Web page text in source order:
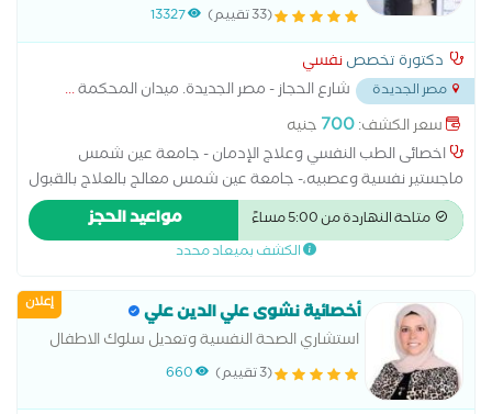
(33 تقييم) 13327
دكتورة تخصصنفسي
مصر الجديدة شارع الحجاز - مصر الجديدة. ميدان المحكمة...
سعر الكشف:700 جنيه
اخصائى الطب النفسي وعلاج الإدمان - جامعة عين شمس
ماجستير نفسية وعصبيه،- جامعة عين شمس معالج بالعلاج بالقبول
والإلتزام والعلاج المعرفي السلوكي لإضرابات القلق والإكتئاب والعلاج
الجدلي السلوكي متخصص فى حالات الادمان و المشاكل الاسرية و
المشاكل الزوجية و الاكتئاب و القلق
متاحة النهاردة من 5:00 مساءً مواعيد الحجز
الكشف بميعاد محدد
إعلان أخصائية نشوى علي الدين علي
استشاري الصحة النفسية وتعديل سلوك الاطفال
والمراهقين (3 تقييم) 660